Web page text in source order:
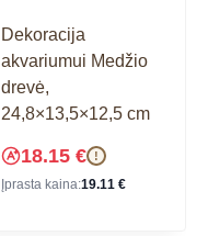
Dekoracija
akvariumui Medžio
drevė,
24,8×13,5×12,5 cm
18.15 € !
Įprasta kaina:19.11 €